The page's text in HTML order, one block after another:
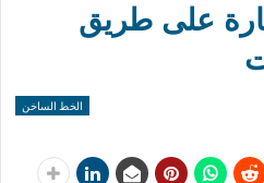
على طريق
الخط الساخن